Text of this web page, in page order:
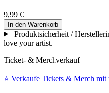
9,99 €
In den Warenkorb
Produktsicherheit /
love your artist.
Ticket- & Merchverkauf
⭐️ Verkaufe Tickets & Merch mit